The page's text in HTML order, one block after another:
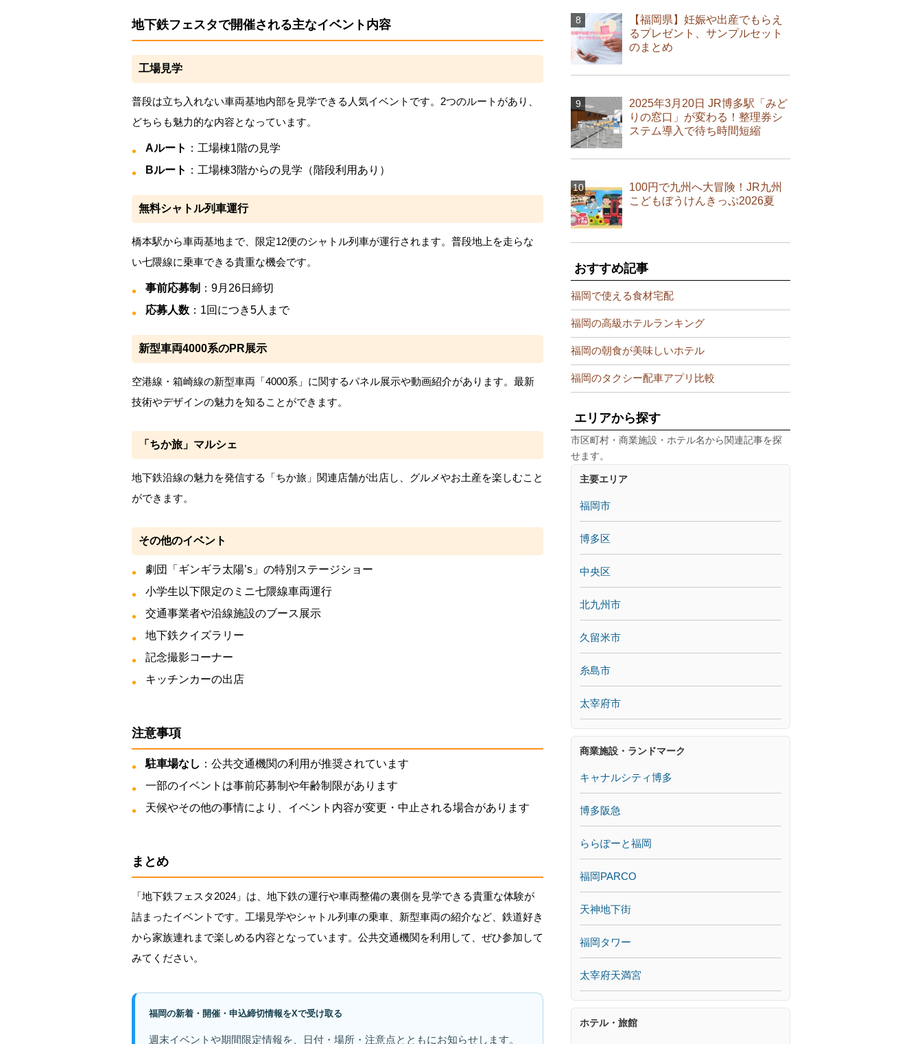
地下鉄フェスタで開催される主なイベント内容
工場見学
普段は立ち入れない車両基地内部を見学できる人気イベントです。2つのルートがあり、
どちらも魅力的な内容となっています。
Aルート ：工場棟1階の見学
Bルート ：工場棟3階からの見学（階段利用あり）
無料シャトル列車運行
橋本駅から車両基地まで、限定12便のシャトル列車が運行されます。普段地上を走らな
い七隈線に乗車できる貴重な機会です。
事前応募制 ：9月26日締切
応募人数 ：1回につき5人まで
新型車両4000系のPR展示
空港線・箱崎線の新型車両「4000系」に関するパネル展示や動画紹介があります。最新
技術やデザインの魅力を知ることができます。
「ちか旅」マルシェ
地下鉄沿線の魅力を発信する「ちか旅」関連店舗が出店し、グルメやお土産を楽しむこと
ができます。
その他のイベント
劇団「ギンギラ太陽’s」の特別ステージショー
小学生以下限定のミニ七隈線車両運行
交通事業者や沿線施設のブース展示
地下鉄クイズラリー
記念撮影コーナー
キッチンカーの出店
注意事項
駐車場なし ：公共交通機関の利用が推奨されています
一部のイベントは事前応募制や年齢制限があります
天候やその他の事情により、イベント内容が変更・中止される場合があります
まとめ
「地下鉄フェスタ2024」は、地下鉄の運行や車両整備の裏側を見学できる貴重な体験が
詰まったイベントです。工場見学やシャトル列車の乗車、新型車両の紹介など、鉄道好き
から家族連れまで楽しめる内容となっています。公共交通機関を利用して、ぜひ参加して
みてください。
福岡の新着・開催・申込締切情報をXで受け取る
週末イベントや期間限定情報を、日付・場所・注意点とともにお知らせします。
【福岡県】妊娠や出産でもらえ
るプレゼント、サンプルセット
のまとめ
2025年3月20日 JR博多駅「みど
りの窓口」が変わる！整理券シ
ステム導入で待ち時間短縮
100円で九州へ大冒険！JR九州
こどもぼうけんきっぷ2026夏
おすすめ記事
福岡で使える食材宅配
福岡の高級ホテルランキング
福岡の朝食が美味しいホテル
福岡のタクシー配車アプリ比較
エリアから探す
市区町村・商業施設・ホテル名から関連記事を探
せます。
主要エリア
福岡市
博多区
中央区
北九州市
久留米市
糸島市
太宰府市
商業施設・ランドマーク
キャナルシティ博多
博多阪急
ららぽーと福岡
福岡PARCO
天神地下街
福岡タワー
太宰府天満宮
ホテル・旅館